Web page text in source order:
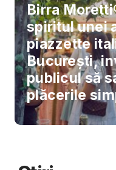
Birra
spiritul unei
piazzette
București,
publicul să
plăcerile